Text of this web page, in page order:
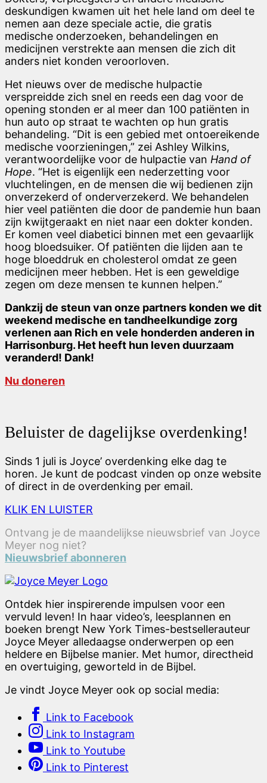
deskundigen kwamen uit het hele land om deel te
nemen aan deze speciale actie, die gratis
medische onderzoeken, behandelingen en
medicijnen verstrekte aan mensen die zich dit
anders niet konden veroorloven.
Het nieuws over de medische hulpactie
verspreidde zich snel en reeds een dag voor de
opening stonden er al meer dan 100 patiënten in
hun auto op straat te wachten op hun gratis
behandeling. “Dit is een gebied met ontoereikende
medische voorzieningen,” zei Ashley Wilkins,
verantwoordelijke voor de hulpactie van Hand of
Hope. “Het is eigenlijk een nederzetting voor
vluchtelingen, en de mensen die wij bedienen zijn
onverzekerd of onderverzekerd. We behandelen
hier veel patiënten die door de pandemie hun baan
zijn kwijtgeraakt en niet naar een dokter konden.
Er komen veel diabetici binnen met een gevaarlijk
hoog bloedsuiker. Of patiënten die lijden aan te
hoge bloeddruk en cholesterol omdat ze geen
medicijnen meer hebben. Het is een geweldige
zegen om deze mensen te kunnen helpen.”
Dankzij de steun van onze partners konden we dit
weekend medische en tandheelkundige zorg
verlenen aan Rich en vele honderden anderen in
Harrisonburg. Het heeft hun leven duurzaam
veranderd! Dank!
Nu doneren
Beluister de dagelijkse overdenking!
Sinds 1 juli is Joyce’ overdenking elke dag te
horen. Je kunt de podcast vinden op onze website
of direct in de overdenking per email.
KLIK EN LUISTER
Ontvang je de maandelijkse nieuwsbrief van Joyce
Meyer nog niet?
Nieuwsbrief abonneren
Ontdek hier inspirerende impulsen voor een
vervuld leven! In haar video’s, leesplannen en
boeken brengt New York Times-bestsellerauteur
Joyce Meyer alledaagse onderwerpen op een
heldere en Bijbelse manier. Met humor, directheid
en overtuiging, geworteld in de Bijbel.
Je vindt Joyce Meyer ook op social media:
Link to Facebook
Link to Instagram
Link to Youtube
Link to Pinterest